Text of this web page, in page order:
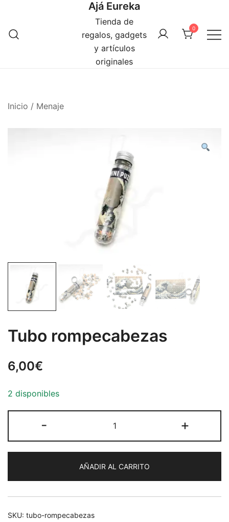
contenido
Ajá Eureka
Tienda de
regalos, gadgets
y artículos
originales
0
Inicio / Menaje
Tubo rompecabezas
6,00€
2 disponibles
-
rompecabezas
cantidad
+
AÑADIR AL CARRITO
SKU: tubo-rompecabezas